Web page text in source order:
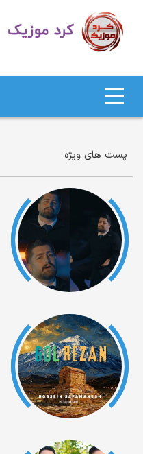
پست های ویژه